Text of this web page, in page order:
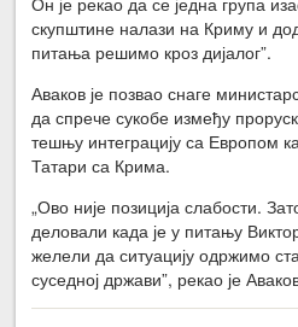
скупштине налази на Криму и
питања решимо кроз дијалог”.
Аваков је позвао снаге
да спрече сукобе између
тешњу интеграцију са Европом
Татари са Крима.
„Ово није позиција слабости.
деловали када је у питању
желели да ситуацију одржимо
суседној држави”, рекао је